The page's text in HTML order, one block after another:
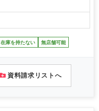
在庫を持たない 無店舗可能
資料請求リストへ